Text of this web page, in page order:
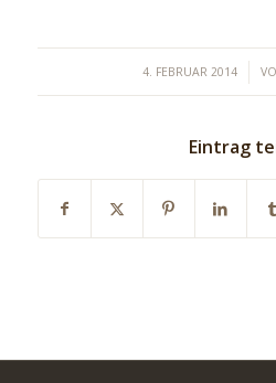
4. FEBRUAR 2014
/
Eintrag